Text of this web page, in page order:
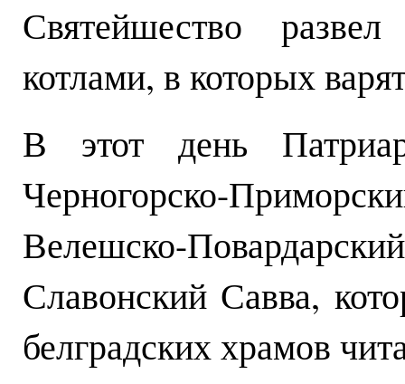
Святейшество
котлами, в которых
В этот день
Черногорско-
Велешско-
Славонский Савва,
белградских храмов